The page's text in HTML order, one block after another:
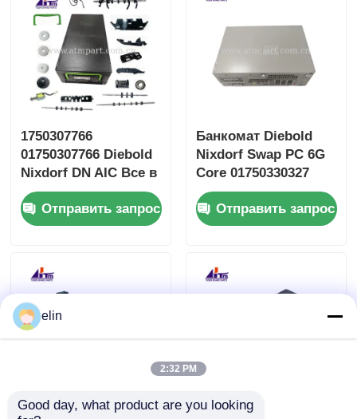
1750307766
01750307766 Diebold
Nixdorf DN AIC Все в
кассете
Обнаженный
Безопасный
Отправить запрос
Банкомат Diebold
Nixdorf Swap PC 6G
Core 01750330327
1750330327
Отправить запрос
01750310083 Diebold 1750307762
elin
2:32 PM
Good day, what product are you looking